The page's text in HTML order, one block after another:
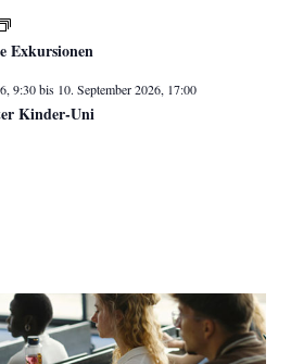
Exkursionen
9:30bis 10. September 2026, 17:00
Kinder-Uni